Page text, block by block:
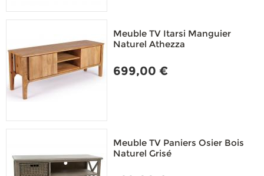
Meuble TV Itarsi Manguier
Naturel Athezza
699,00 €
Meuble TV Paniers Osier Bois
Naturel Grisé